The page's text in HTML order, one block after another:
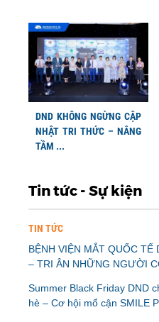
DND KHÔNG NGỪNG CẬP
NHẬT TRI THỨC – NÂNG
TẦM ...
Tin tức - Sự kiện
TIN TỨC
BỆNH VIỆN MẮT QUỐC TẾ
– TRI ÂN NHỮNG NGƯỜI
Summer Black Friday DND
hè – Cơ hội mổ cận SMILE